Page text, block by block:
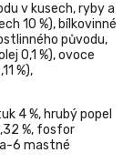
v kusech, ryby a
10 %), bílkovinné
původu,
0,1 %), ovoce
%),
4 %, hrubý popel
%, fosfor
6 mastné